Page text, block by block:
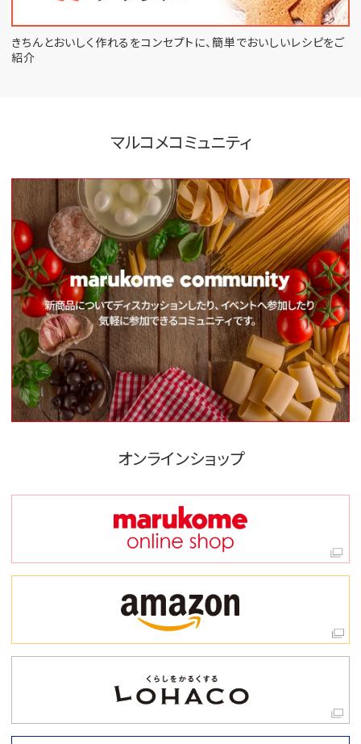
きちんとおいしく作れるをコンセプトに、 簡単でおいしいレシピをご
紹介
マルコメコミュニティ
オンラインショップ